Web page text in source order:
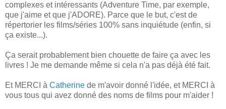
complexes et intéressants (Adventure Time, par exemple,
que j'aime et que j'ADORE). Parce que le but, c'est de
répertorier les films/séries 100% sans inquiétude (enfin, si
ça existe...).
Ça serait probablement bien chouette de faire ça avec les
livres ! Je me demande même si cela n'a pas déjà été fait.
Et MERCI à Catherine de m'avoir donné l'idée, et MERCI à
vous tous qui avez donné des noms de films pour m'aider !